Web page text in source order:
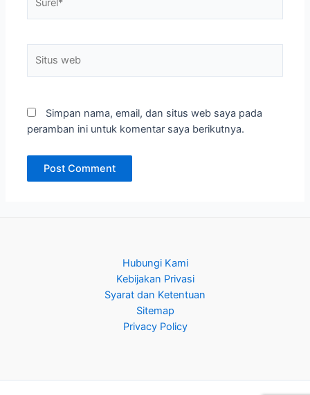
web
Simpan nama, email, dan situs web saya pada
peramban ini untuk komentar saya berikutnya.
Hubungi Kami
Kebijakan Privasi
Syarat dan Ketentuan
Sitemap
Privacy Policy